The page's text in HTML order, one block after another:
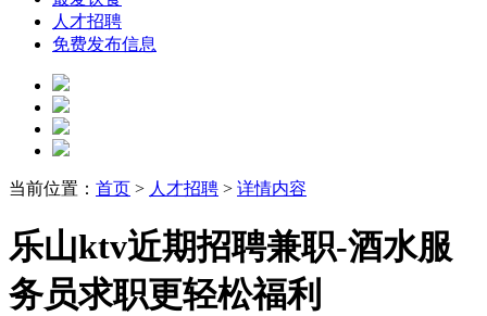
人才招聘
免费发布信息
当前位置： 首页 > 人才招聘 > 详情内容
乐山ktv近期招聘兼职-酒水服
务员求职更轻松福利